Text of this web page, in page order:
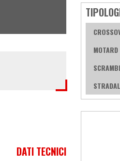
DATI TECNICI
MOTARD